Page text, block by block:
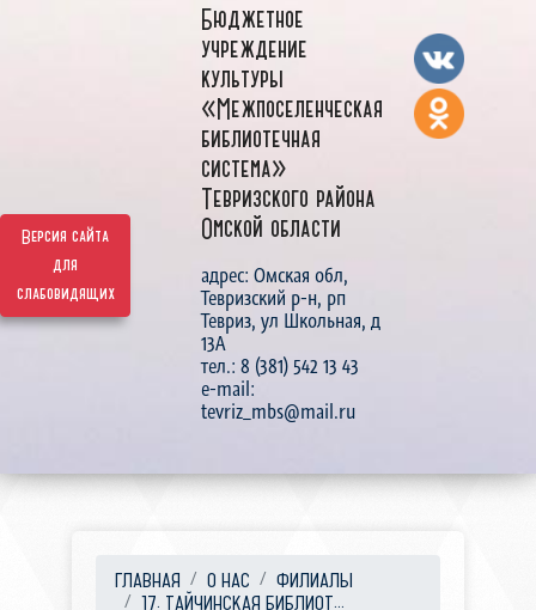
Версия сайта
для
слабовидящих
Бюджетное
учреждение
культуры
«Межпоселенческая
библиотечная
система»
Тевризского района
Омской области
адрес: Омская обл,
Тевризский р-н, рп
Тевриз, ул Школьная, д
13А
тел.: 8 (381) 542 13 43
e-mail:
tevriz_mbs@mail.ru
ГЛАВНАЯ О НАС
ФИЛИАЛЫ
17. ТАЙЧИНСКАЯ БИБЛИОТ...